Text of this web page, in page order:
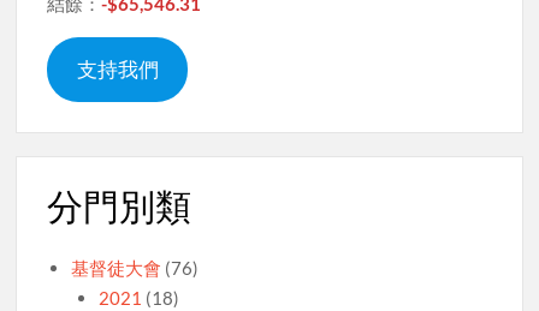
支持我們
分門別類
基督徒大會 (76)
2021 (18)